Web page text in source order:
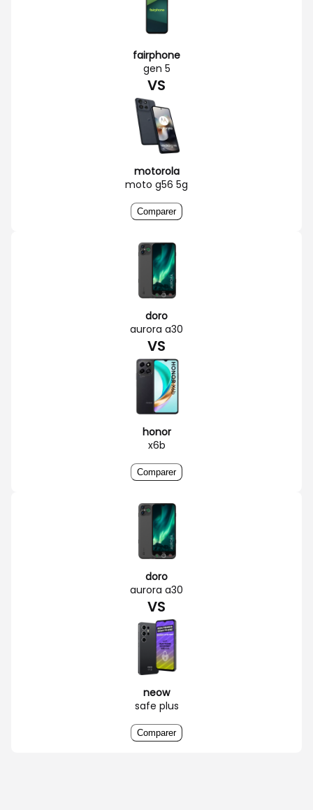
fairphone
gen 5
VS
motorola
moto g56 5g
Comparer
doro
aurora a30
VS
honor
x6b
Comparer
doro
aurora a30
VS
neow
safe plus
Comparer